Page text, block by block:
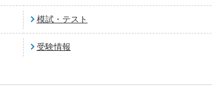
模試・テスト
受験情報